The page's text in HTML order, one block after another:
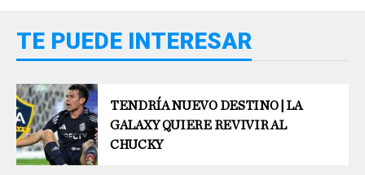
TE PUEDE INTERESAR
TENDRÍA NUEVO DESTINO | LA
GALAXY QUIERE REVIVIR AL
CHUCKY